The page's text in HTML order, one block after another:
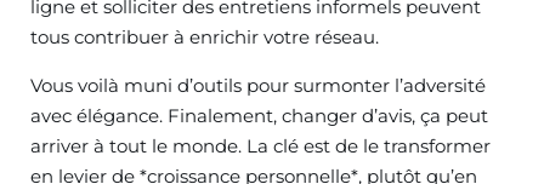
ligne et solliciter des entretiens informels peuvent
tous contribuer à enrichir votre réseau.
Vous voilà muni d’outils pour surmonter l’adversité
avec élégance. Finalement, changer d’avis, ça peut
arriver à tout le monde. La clé est de le transformer
en levier de *croissance personnelle*, plutôt qu’en